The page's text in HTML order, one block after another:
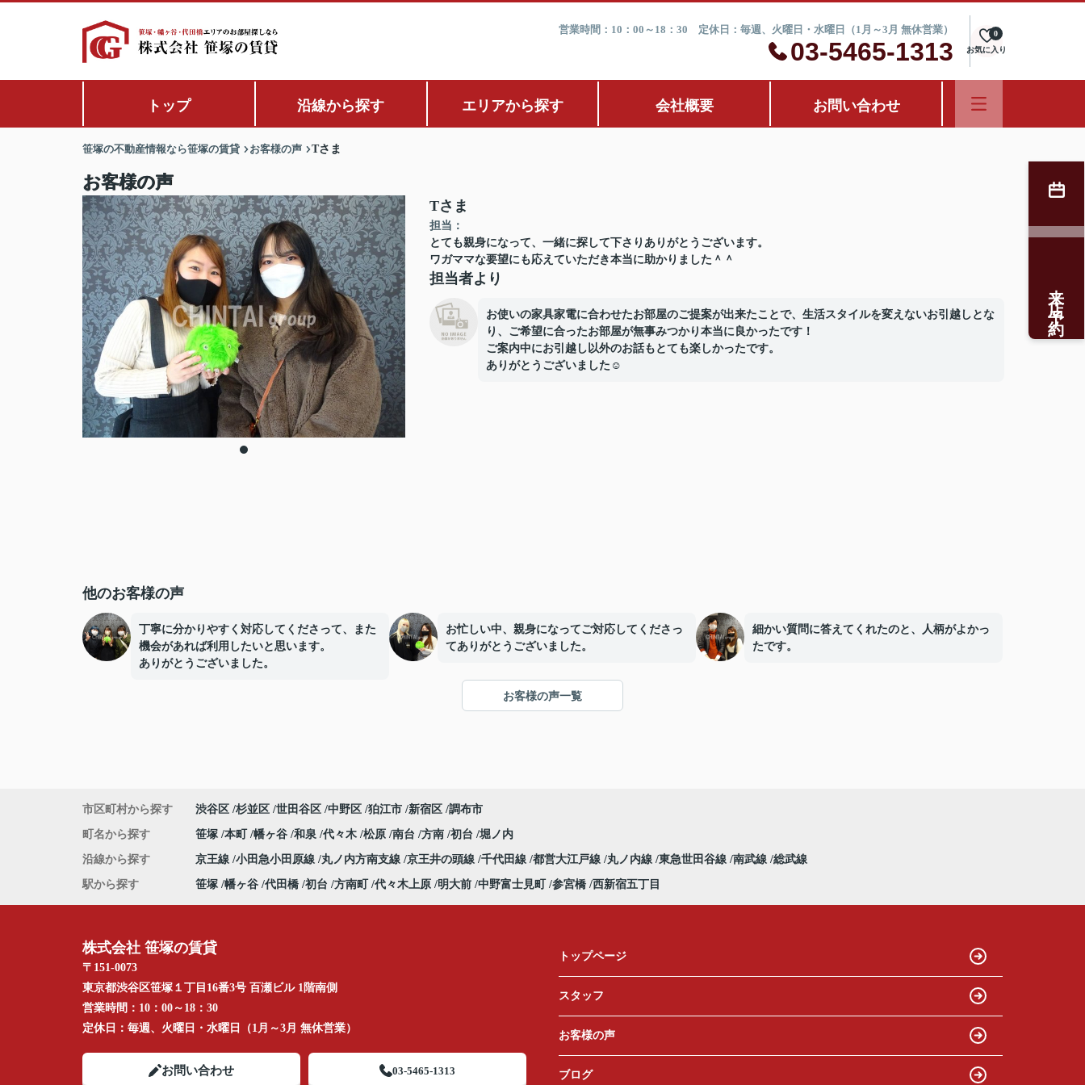
営業時間：10：00～18：30 定休日：毎週、火曜日・水曜日（1月～3月 無休営業）
03-5465-1313 お気に入り
0
トップ 沿線から探す エリアから探す 会社概要 お問い合わせ
笹塚の不動産情報なら笹塚の賃貸 お客様の声 Tさま
お客様の声
Tさま
担当：
とても親身になって、一緒に探して下さりありがとうございます。
ワガママな要望にも応えていただき本当に助かりました＾＾
担当者より
お使いの家具家電に合わせたお部屋のご提案が出来たことで、生活スタイルを変えないお引越しとな
り、ご希望に合ったお部屋が無事みつかり本当に良かったです！
ご案内中にお引越し以外のお話もとても楽しかったです。
ありがとうございました☺
他のお客様の声
丁寧に分かりやすく対応してくださって、また
機会があれば利用したいと思います。
ありがとうございました。
お忙しい中、親身になってご対応してくださっ
てありがとうございました。
細かい質問に答えてくれたのと、人柄がよかっ
たです。
お客様の声一覧
来店予約
市区町村から探す 渋谷区 杉並区 世田谷区 中野区 狛江市 新宿区 調布市
町名から探す 笹塚 本町 幡ヶ谷 和泉 代々木 松原 南台 方南 初台 堀ノ内
沿線から探す 京王線 小田急小田原線 丸ノ内方南支線 京王井の頭線 千代田線 都営大江戸線 丸ノ内線 東急世田谷線 南武線 総武線
駅から探す 笹塚 幡ヶ谷 代田橋 初台 方南町 代々木上原 明大前 中野富士見町 参宮橋 西新宿五丁目
株式会社 笹塚の賃貸
〒151-0073
東京都渋谷区笹塚１丁目16番3号 百瀬ビル 1階南側
営業時間： 10：00～18：30
定休日： 毎週、火曜日・水曜日（1月～3月 無休営業）
お問い合わせ 03-5465-1313
トップページ
スタッフ
お客様の声
ブログ